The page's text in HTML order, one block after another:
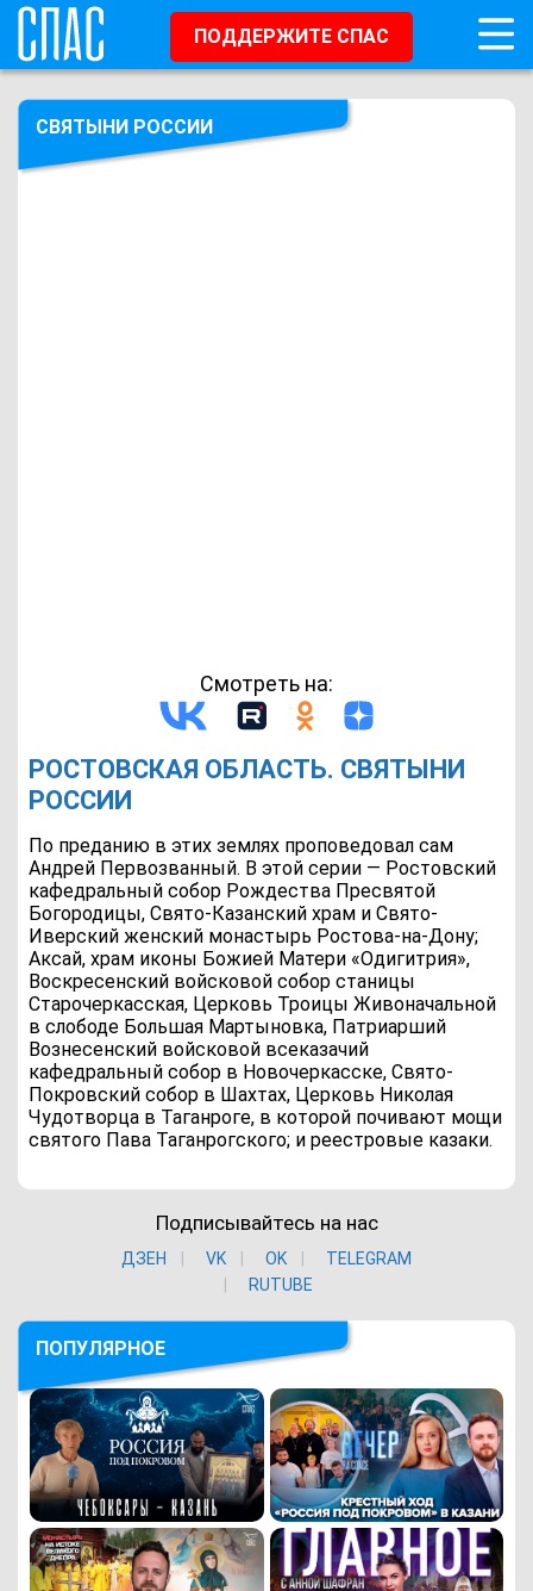
ПОДДЕРЖИТЕ СПАС
СВЯТЫНИ РОССИИ
Смотреть на:
РОСТОВСКАЯ ОБЛАСТЬ. СВЯТЫНИ
РОССИИ
По преданию в этих землях проповедовал сам
Андрей Первозванный. В этой серии — Ростовский
кафедральный собор Рождества Пресвятой
Богородицы, Свято-Казанский храм и Свято-
Иверский женский монастырь Ростова-на-Дону;
Аксай, храм иконы Божией Матери «Одигитрия»,
Воскресенский войсковой собор станицы
Старочеркасская, Церковь Троицы Живоначальной
в слободе Большая Мартыновка, Патриарший
Вознесенский войсковой всеказачий
кафедральный собор в Новочеркасске, Свято-
Покровский собор в Шахтах, Церковь Николая
Чудотворца в Таганроге, в которой почивают мощи
святого Пава Таганрогского; и реестровые казаки.
Подписывайтесь на нас
ДЗЕН VK ОK
TELEGRAM
RUTUBE
ПОПУЛЯРНОЕ